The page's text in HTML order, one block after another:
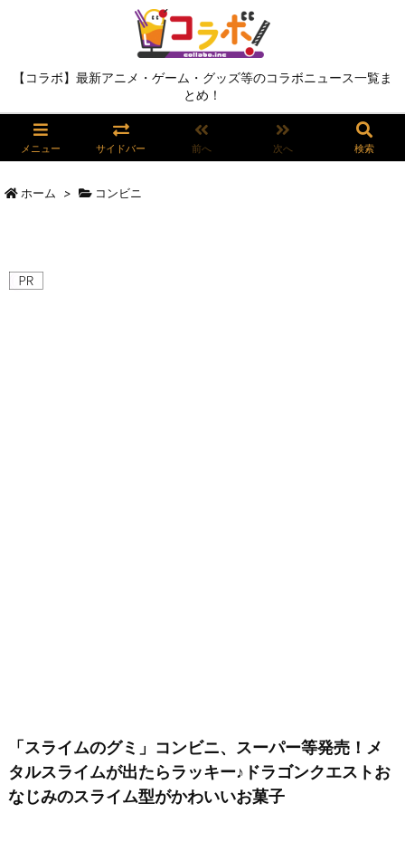
【コラボ】最新アニメ・ゲーム・グッズ等のコラボニュース一覧ま
とめ！
メニュー サイドバー 前へ 次へ 検索
ホーム > コンビニ
「スライムのグミ」コンビニ、スーパー等発売！メ
タルスライムが出たらラッキー♪ドラゴンクエストお
なじみのスライム型がかわいいお菓子